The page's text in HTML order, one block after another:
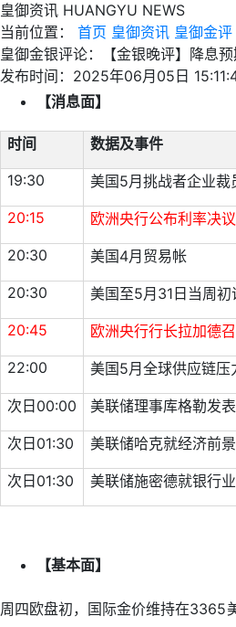
皇御资讯 HUANGYU NEWS
当前位置：
首页 皇御资讯 皇御金评
皇御金银评论：【金银晚评】降息
发布时间：2025年06月05日
【消息面】
时间
数据及事件
19:30
美国5月挑战者企业裁
20:15
欧洲央行公布利率决议
20:30
美国4月贸易帐
20:30
美国至5月31日当周
20:45
欧洲央行行长拉加德
22:00
美国5月全球供应链压
次日00:00 美联储理事库格勒发
次日01:30 美联储哈克就经济前
次日01:30 美联储施密德就银行
【基本面】
周四欧盘初，国际金价维持在3365